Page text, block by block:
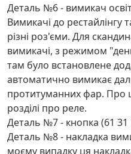
Деталь №6 - вимикач
Вимикачі до рестайлінгу
різні роз'єми. Для
вимикачі, з режимом
там було встановлене
автоматично вимикає
протитуманних фар. Про
розділі про реле.
Деталь №7 - кнопка (61 31
Деталь №8 - накладка
моєму випадку ця